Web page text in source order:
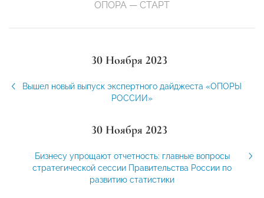
ОПОРА — СТАРТ
30 Ноября 2023
Вышел новый выпуск экспертного дайджеста «ОПОРЫ
РОССИИ»
30 Ноября 2023
Бизнесу упрощают отчетность: главные вопросы
стратегической сессии Правительства России по
развитию статистики